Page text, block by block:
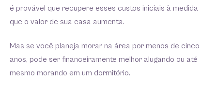
é provável que recupere esses custos iniciais à medida
que o valor de sua casa aumenta.
Mas se você planeja morar na área por menos de cinco
anos, pode ser financeiramente melhor alugando ou até
mesmo morando em um dormitório.